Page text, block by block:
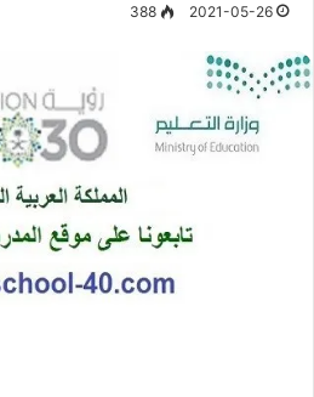
2021-05-26
388